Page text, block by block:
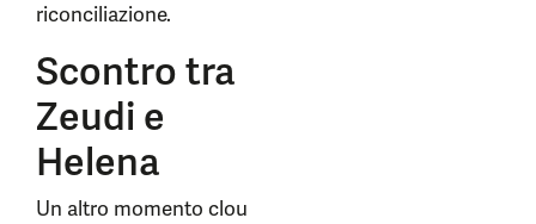
riconciliazione.
Scontro tra
Zeudi e
Helena
Un altro momento clou